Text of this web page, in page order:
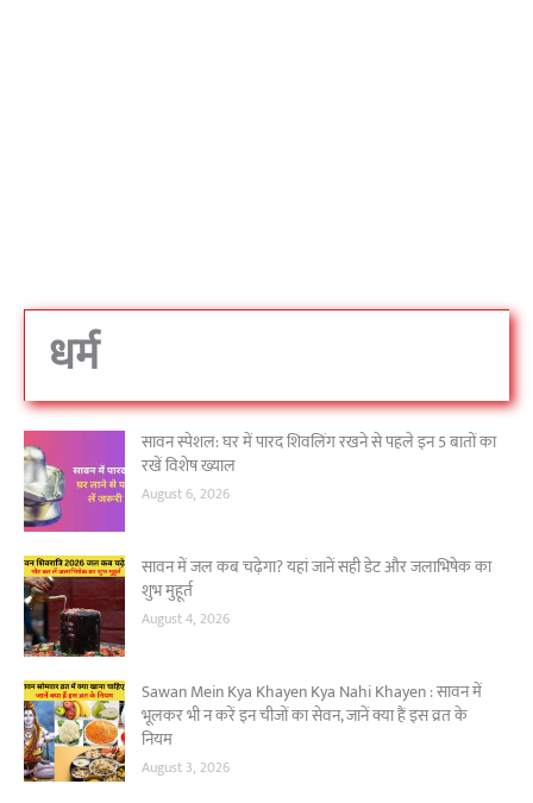
धर्म
सावन स्पेशल: घर में पारद शिवलिंग रखने से पहले इन 5 बातों का
रखें विशेष ख्याल
August 6, 2026
सावन में जल कब चढ़ेगा? यहां जानें सही डेट और जलाभिषेक का
शुभ मुहूर्त
August 4, 2026
Sawan Mein Kya Khayen Kya Nahi Khayen : सावन में
भूलकर भी न करें इन चीजों का सेवन, जानें क्या हैं इस व्रत के
नियम
August 3, 2026